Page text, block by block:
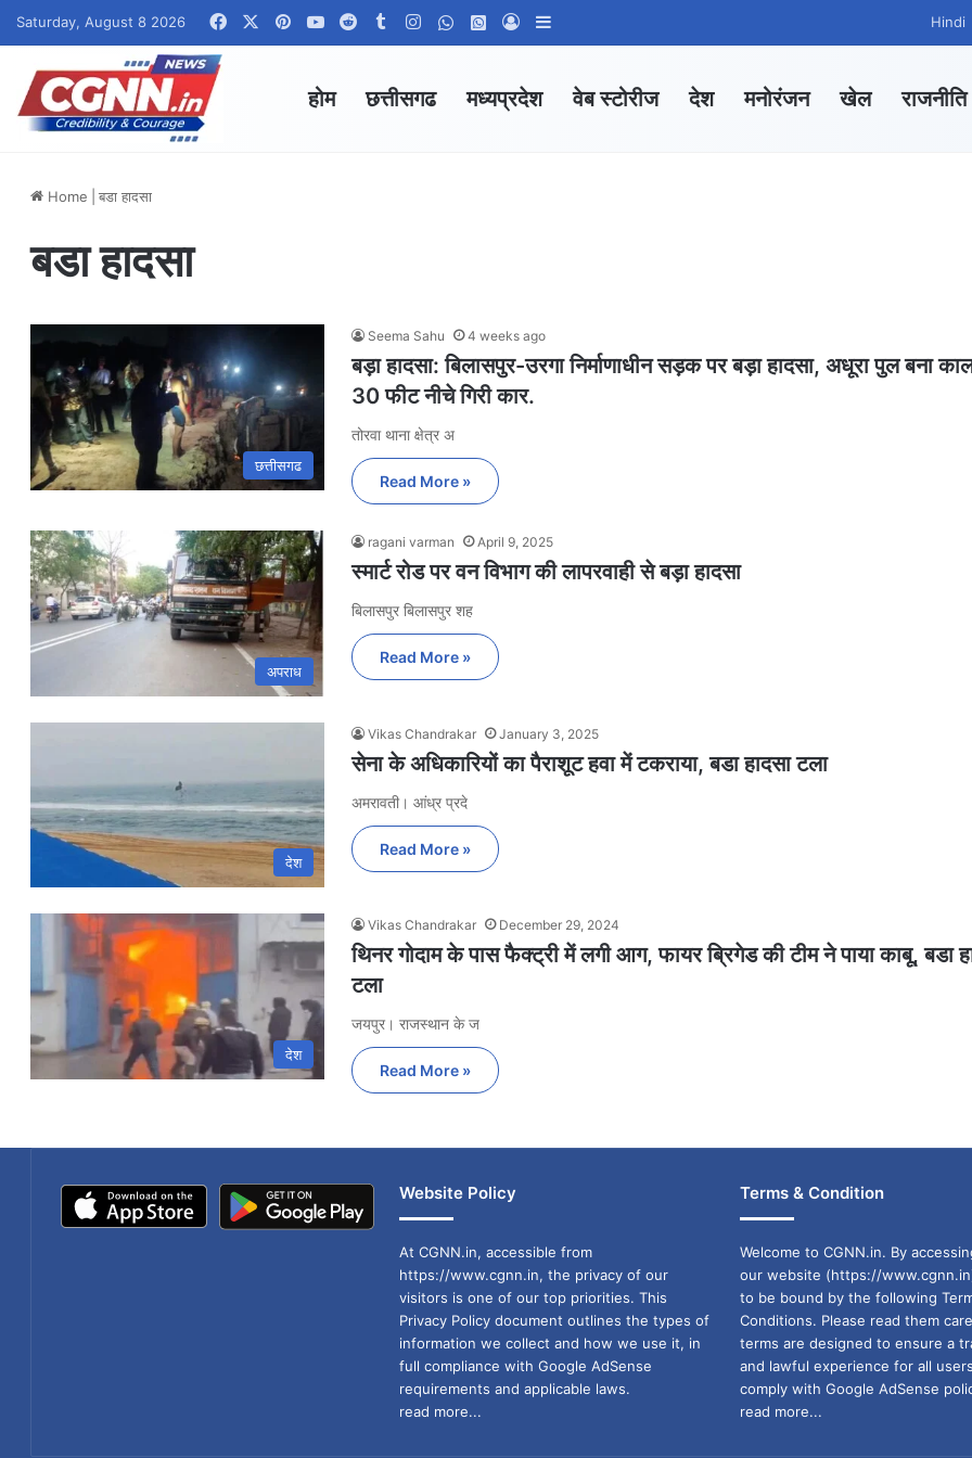
Saturday, August 8 2026 FacebookPinterestYouTubeRedditTumblrInstagramWhatsApp Channel
WhatsApp Group
Log In Hindi
होम छत्तीसगढ मध्यप्रदेश वेब स्टोरीज देश मनोरंजन खेल राजनीति
Home बडा हादसा
बडा हादसा
छत्तीसगढ
Seema Sahu 4 weeks ago
बड़ा हादसा: बिलासपुर-उरगा निर्माणाधीन सड़क पर बड़ा हादसा, अधूरा पुल बना
30 फीट नीचे गिरी कार.
तोरवा थाना क्षेत्र अ
Read More »
अपराध
ragani varman April 9, 2025
स्मार्ट रोड पर वन विभाग की लापरवाही से बड़ा हादसा
बिलासपुर बिलासपुर शह
Read More »
देश
Vikas Chandrakar January 3, 2025
सेना के अधिकारियों का पैराशूट हवा में टकराया, बडा हादसा टला
अमरावती। आंध्र प्रदे
Read More »
देश
Vikas Chandrakar December 29, 2024
थिनर गोदाम के पास फैक्ट्री में लगी आग, फायर ब्रिगेड की टीम ने पाया काबू, बडा
टला
जयपुर। राजस्थान के ज
Read More »
Website Policy
At CGNN.in, accessible from
https://www.cgnn.in, the privacy of our
visitors is one of our top priorities. This
Privacy Policy document outlines the types of
information we collect and how we use it, in
full compliance with Google AdSense
requirements and applicable laws.
read more...
Terms & Condition
Welcome to CGNN.in. By
our website (https://
to be bound by the following
Conditions. Please read them
terms are designed to ensure a
and lawful experience for all
comply with Google AdSense
read more...